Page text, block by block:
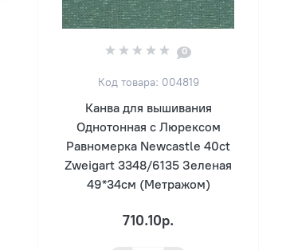
0
Код товара: 004819
Канва для вышивания
Однотонная с Люрексом
Равномерка Newcastle 40ct
Zweigart 3348/6135 Зеленая
49*34см (Метражом)
710.10р.